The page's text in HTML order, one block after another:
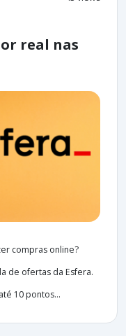
real nas
compras online?
de ofertas da Esfera.
10 pontos...